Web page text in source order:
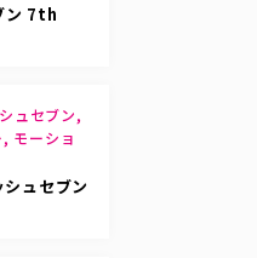
ン 7th
ュセブン,
モーショ
シュセブン